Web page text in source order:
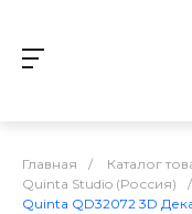
Главная / Каталог
Quinta Studio (Россия)
/
Quinta QD32072 3D